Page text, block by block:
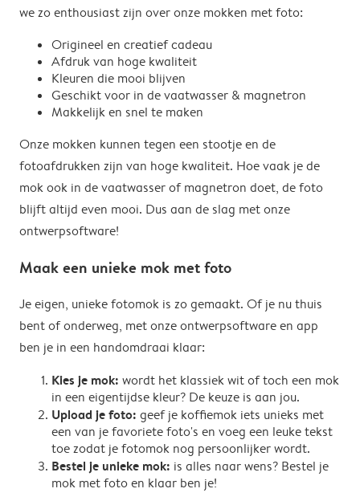
we zo enthousiast zijn over onze mokken met foto:
Origineel en creatief cadeau
Afdruk van hoge kwaliteit
Kleuren die mooi blijven
Geschikt voor in de vaatwasser & magnetron
Makkelijk en snel te maken
Onze mokken kunnen tegen een stootje en de
fotoafdrukken zijn van hoge kwaliteit. Hoe vaak je de
mok ook in de vaatwasser of magnetron doet, de foto
blijft altijd even mooi. Dus aan de slag met onze
ontwerpsoftware!
Maak een unieke mok met foto
Je eigen, unieke fotomok is zo gemaakt. Of je nu thuis
bent of onderweg, met onze ontwerpsoftware en app
ben je in een handomdraai klaar:
Kies je mok: wordt het klassiek wit of toch een mok
in een eigentijdse kleur? De keuze is aan jou.
Upload je foto: geef je koffiemok iets unieks met
een van je favoriete foto's en voeg een leuke tekst
toe zodat je fotomok nog persoonlijker wordt.
Bestel je unieke mok: is alles naar wens? Bestel je
mok met foto en klaar ben je!